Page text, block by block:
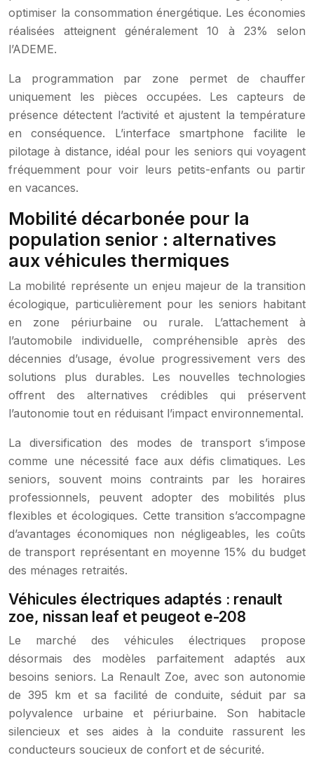
optimiser la consommation énergétique. Les économies
réalisées atteignent généralement 10 à 23% selon
l’ADEME.
La programmation par zone permet de chauffer
uniquement les pièces occupées. Les capteurs de
présence détectent l’activité et ajustent la température
en conséquence. L’interface smartphone facilite le
pilotage à distance, idéal pour les seniors qui voyagent
fréquemment pour voir leurs petits-enfants ou partir
en vacances.
Mobilité décarbonée pour la
population senior : alternatives
aux véhicules thermiques
La mobilité représente un enjeu majeur de la transition
écologique, particulièrement pour les seniors habitant
en zone périurbaine ou rurale. L’attachement à
l’automobile individuelle, compréhensible après des
décennies d’usage, évolue progressivement vers des
solutions plus durables. Les nouvelles technologies
offrent des alternatives crédibles qui préservent
l’autonomie tout en réduisant l’impact environnemental.
La diversification des modes de transport s’impose
comme une nécessité face aux défis climatiques. Les
seniors, souvent moins contraints par les horaires
professionnels, peuvent adopter des mobilités plus
flexibles et écologiques. Cette transition s’accompagne
d’avantages économiques non négligeables, les coûts
de transport représentant en moyenne 15% du budget
des ménages retraités.
Véhicules électriques adaptés : renault
zoe, nissan leaf et peugeot e-208
Le marché des véhicules électriques propose
désormais des modèles parfaitement adaptés aux
besoins seniors. La Renault Zoe, avec son autonomie
de 395 km et sa facilité de conduite, séduit par sa
polyvalence urbaine et périurbaine. Son habitacle
silencieux et ses aides à la conduite rassurent les
conducteurs soucieux de confort et de sécurité.